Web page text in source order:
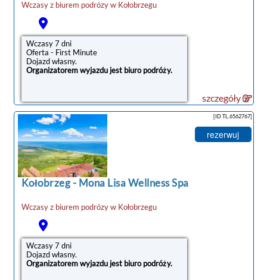
Wczasy z biurem podrózy w Kołobrzegu
Wczasy 7 dni
Oferta - First Minute
Dojazd własny.
Organizatorem wyjazdu jest biuro podróży.
szczegóły
Kołobrzeg- Mona Lisa Wellness Spa
Wczasy z biurem podrózy w Kołobrzegu
Wczasy 7 dni
Dojazd własny.
Organizatorem wyjazdu jest biuro podróży.
[ID TL.6562767]
rezerwuj